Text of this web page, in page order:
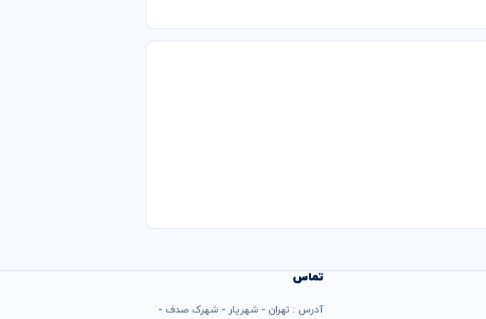
تماس
آدرس : تهران - شهریار - شهرک صدف -